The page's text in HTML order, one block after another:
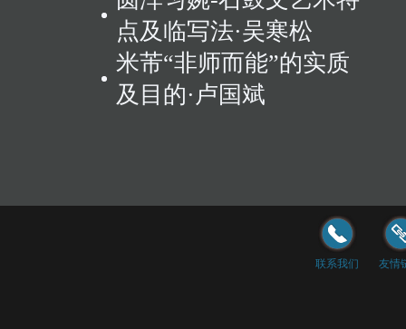
点及临写法·吴寒松
米芾“非师而能”的实质
及目的·卢国斌
联系我们 友情